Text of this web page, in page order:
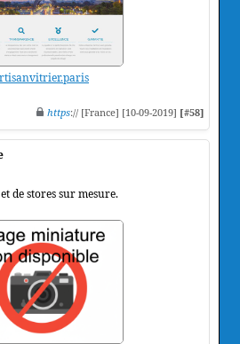
https:// [France] [10-09-2019] [#58]
de stores sur mesure.